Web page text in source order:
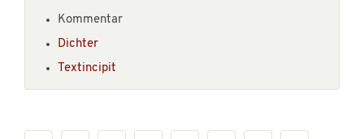
Kommentar
Dichter
Textincipit